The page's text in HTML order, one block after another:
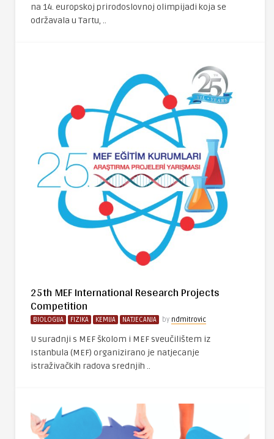
na 14. europskoj prirodoslovnoj olimpijadi koja se
održavala u Tartu, ..
25th MEF International Research Projects
Competition
BIOLOGIJA FIZIKA KEMIJA NATJECANJA by ndmitrovic
U suradnji s MEF školom i MEF sveučilištem iz
Istanbula (MEF) organizirano je natjecanje
istraživačkih radova srednjih ..